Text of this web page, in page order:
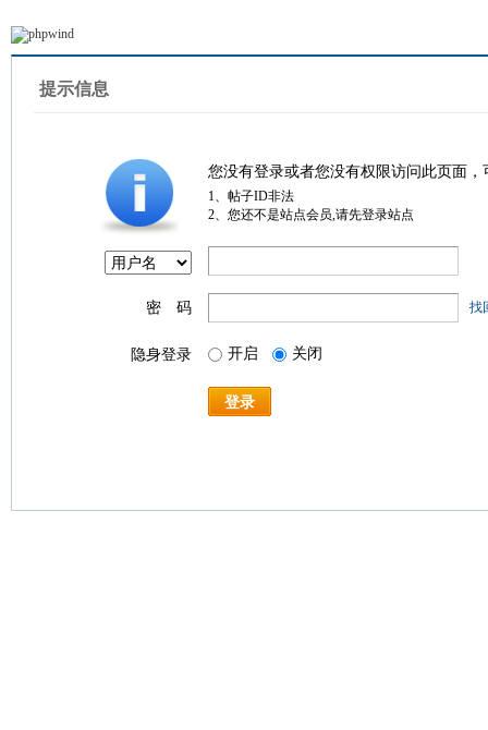
提示信息
您没有登录或者您没有权限访问此页面
1、帖子ID非法
2、您还不是站点会员,请先登录站点
密 码 找
隐身登录 开启 关闭
登录